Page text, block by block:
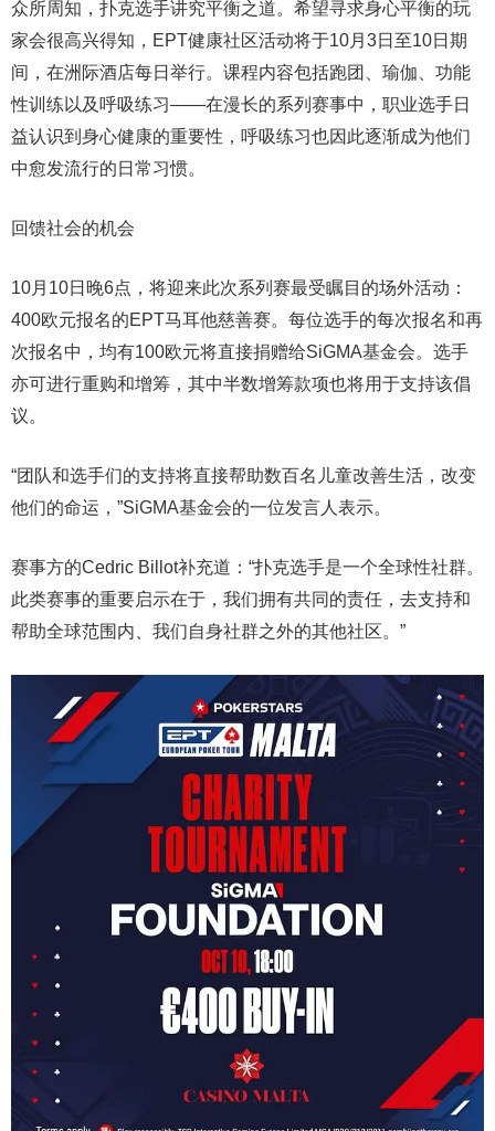
众所周知，扑克选手讲究平衡之道。希望寻求身心平衡的玩
家会很高兴得知，EPT健康社区活动将于10月3日至10日期
间，在洲际酒店每日举行。课程内容包括跑团、瑜伽、功能
性训练以及呼吸练习——在漫长的系列赛事中，职业选手日
益认识到身心健康的重要性，呼吸练习也因此逐渐成为他们
中愈发流行的日常习惯。
回馈社会的机会
10月10日晚6点，将迎来此次系列赛最受瞩目的场外活动：
400欧元报名的EPT马耳他慈善赛。每位选手的每次报名和再
次报名中，均有100欧元将直接捐赠给SiGMA基金会。选手
亦可进行重购和增筹，其中半数增筹款项也将用于支持该倡
议。
“团队和选手们的支持将直接帮助数百名儿童改善生活，改变
他们的命运，”SiGMA基金会的一位发言人表示。
赛事方的Cedric Billot补充道：“扑克选手是一个全球性社群。
此类赛事的重要启示在于，我们拥有共同的责任，去支持和
帮助全球范围内、我们自身社群之外的其他社区。”